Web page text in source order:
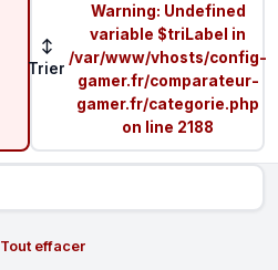
↕
Trier
Warning: Undefined
variable $triLabel in
/var/www/vhosts/config-
gamer.fr/comparateur-
gamer.fr/categorie.php
on line 2188
Tout effacer